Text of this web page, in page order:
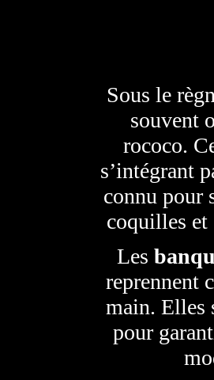
Sous le
souvent
rococo.
s’intégrant
connu pour
coquilles et
Les
reprennent
main. Elles
pour